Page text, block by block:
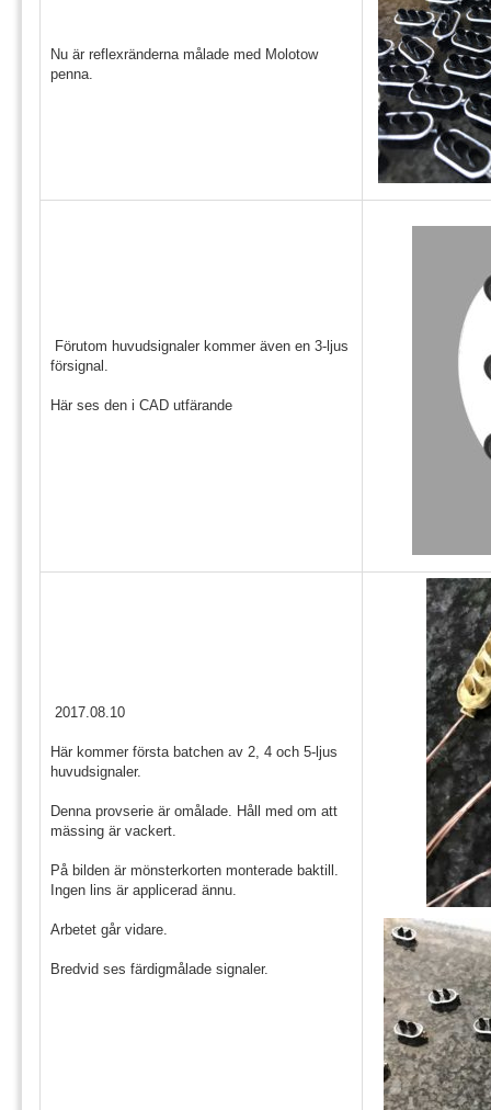
Nu är reflexränderna målade med Molotow
penna.
Förutom huvudsignaler kommer även en 3-ljus
försignal.
Här ses den i CAD utfärande
2017.08.10
Här kommer första batchen av 2, 4 och 5-ljus
huvudsignaler.
Denna provserie är omålade. Håll med om att
mässing är vackert.
På bilden är mönsterkorten monterade baktill.
Ingen lins är applicerad ännu.
Arbetet går vidare.
Bredvid ses färdigmålade signaler.